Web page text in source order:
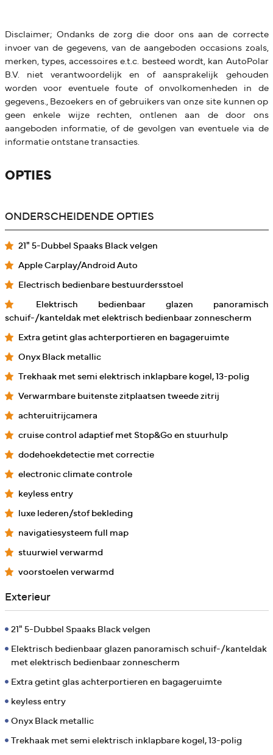
Disclaimer; Ondanks de zorg die door ons aan de correcte
invoer van de gegevens, van de aangeboden occasions zoals,
merken, types, accessoires e.t.c. besteed wordt, kan AutoPolar
B.V. niet verantwoordelijk en of aansprakelijk gehouden
worden voor eventuele foute of onvolkomenheden in de
gegevens., Bezoekers en of gebruikers van onze site kunnen op
geen enkele wijze rechten, ontlenen aan de door ons
aangeboden informatie, of de gevolgen van eventuele via de
informatie ontstane transacties.
OPTIES
ONDERSCHEIDENDE OPTIES
21" 5-Dubbel Spaaks Black velgen
Apple Carplay/Android Auto
Electrisch bedienbare bestuurdersstoel
Elektrisch bedienbaar glazen panoramisch
schuif-/kanteldak met elektrisch bedienbaar zonnescherm
Extra getint glas achterportieren en bagageruimte
Onyx Black metallic
Trekhaak met semi elektrisch inklapbare kogel, 13-polig
Verwarmbare buitenste zitplaatsen tweede zitrij
achteruitrijcamera
cruise control adaptief met Stop&Go en stuurhulp
dodehoekdetectie met correctie
electronic climate controle
keyless entry
luxe lederen/stof bekleding
navigatiesysteem full map
stuurwiel verwarmd
voorstoelen verwarmd
Exterieur
21" 5-Dubbel Spaaks Black velgen
Elektrisch bedienbaar glazen panoramisch schuif-/kanteldak
met elektrisch bedienbaar zonnescherm
Extra getint glas achterportieren en bagageruimte
keyless entry
Onyx Black metallic
Trekhaak met semi elektrisch inklapbare kogel, 13-polig